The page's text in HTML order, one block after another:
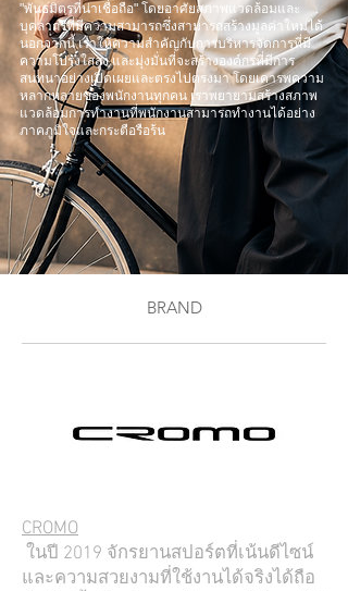
"พันธมิตรที่น่าเชื่อถือ" โดยอาศัยสภาพแวดล้อมและ
บุคลากรที่มีความสามารถซึ่งสามารถสร้างมูลค่าใหม่ได้
นอกจากนี้ เราให้ความสำคัญกับการบริหารจัดการที่มี
ความโปร่งใสสูง และมุ่งมั่นที่จะสร้างองค์กรที่มีการ
สนทนาอย่างเปิดเผยและตรงไปตรงมา โดยเคารพความ
หลากหลายของพนักงานทุกคน เราพยายามสร้างสภาพ
แวดล้อมการทำงานที่พนักงานสามารถทำงานได้อย่าง
ภาคภูมิใจและกระตือรือร้น
BRAND
CROMO
ในปี 2019 จักรยานสปอร์ตที่เน้นดีไซน์
และความสวยงามที่ใช้งานได้จริงได้ถือ